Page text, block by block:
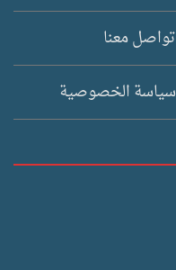
تواصل معنا
سياسة الخصوصية